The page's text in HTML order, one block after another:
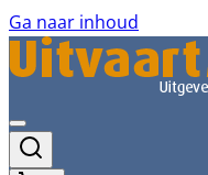
Ga naar inhoud